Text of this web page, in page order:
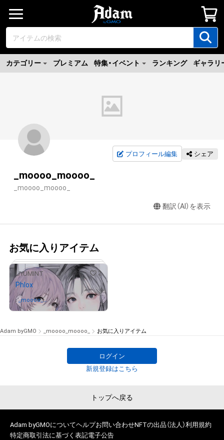
カテゴリー プレミアム 特集・イベント ランキング ギャラリ
プロフィール編集 シェア
_moooo_moooo_
_moooo_moooo_
翻訳（AI）を表示
お気に入りアイテム
# 8/100
UYUMINT 2
Phlox
_moooo_
moooo_
さんが保有中
Adam byGMO _moooo_moooo_ お気に入りアイテム
ログイン
新規登録はこちら
トップへ戻る
Adam byGMOについてヘルプお問い合わせNFTの出品（法人）利用規約
特定商取引法に基づく表記電子公告